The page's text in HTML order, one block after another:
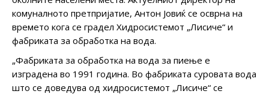
комуналното претпријатие, Антон Јовиќ се осврна на
времето кога се градел Хидросистемот „Лисиче“ и
фабриката за обработка на вода.
„Фабриката за обработка на вода за пиење е
изградена во 1991 година. Во фабриката суровата вода
што се доведува од хидросистемот „Лисиче“ се